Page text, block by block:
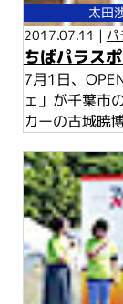
太田
2017.07.11 | パ
ちばパラス
7月1日、
ェ」が千葉市
カーの古城暁